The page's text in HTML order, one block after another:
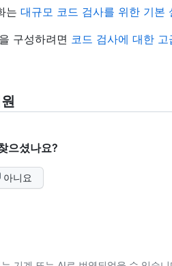
는 대규모 코드 검사를 위한 기본
구성하려면 코드 검사에 대한 고
으셨나요?
아니요